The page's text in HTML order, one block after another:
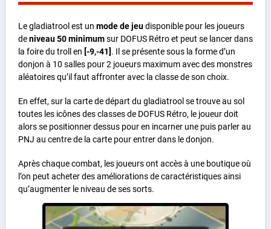
Le gladiatrool est un mode de jeudisponible pour les joueurs
deniveau 50 minimumsur DOFUS Rétro et peut se lancer dans
la foire du troll en [-9,-41] . Il se présente sous la forme d’un
donjon à 10 salles pour 2 joueurs maximum avec des monstres
aléatoires qu’il faut affronter avec la classe de son choix.
En effet, sur la carte de départ du gladiatrool se trouve au sol
toutes les icônes des classes de DOFUS Rétro, le joueur doit
alors se positionner dessus pour en incarner une puis parler au
PNJ au centre de la carte pour entrer dans le donjon.
Après chaque combat, les joueurs ont accès à une boutique où
l’on peut acheter des améliorations de caractéristiques ainsi
qu’augmenter le niveau de ses sorts.